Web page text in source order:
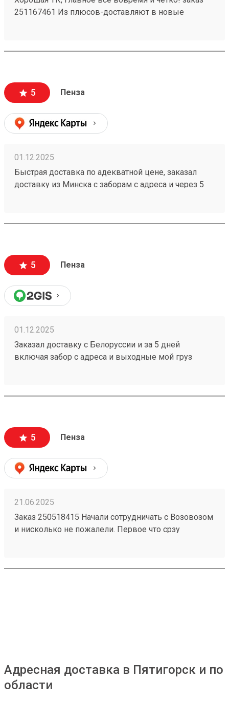
251167461 Из плюсов-доставляют в новые
5 Пенза
01.12.2025
Быстрая доставка по адекватной цене, заказал
доставку из Минска с заборам с адреса и через 5
5 Пенза
01.12.2025
Заказал доставку с Белоруссии и за 5 дней
включая забор с адреса и выходные мой груз
5 Пенза
21.06.2025
Заказ 250518415 Начали сотрудничать с Возовозом
и нисколько не пожалели. Первое что срзу
Сроки доставки тоже отличные. Из Питера в Пензу
Адресная доставка в Пятигорск и по
области